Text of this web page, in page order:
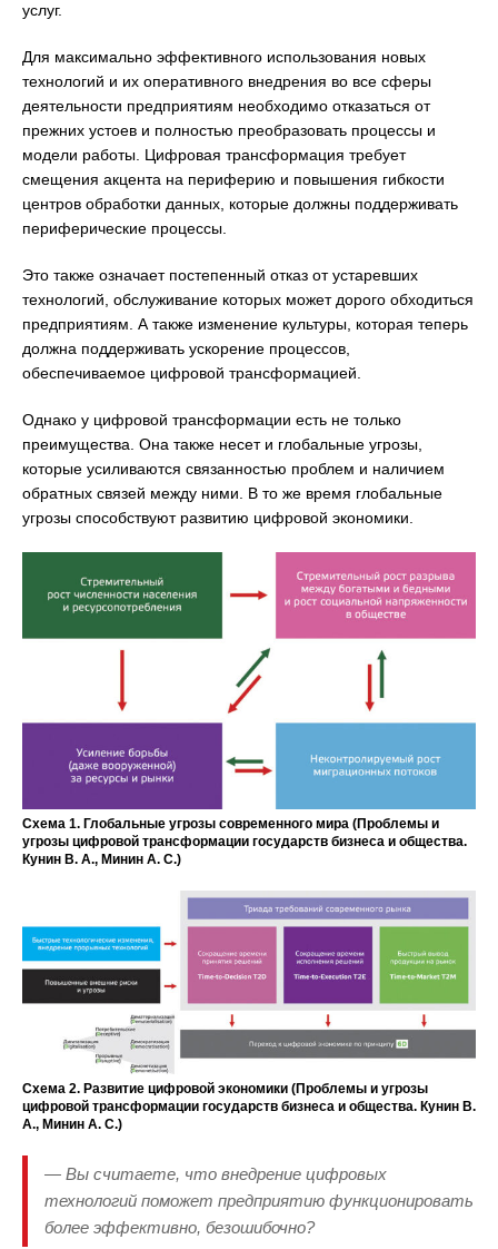
услуг.
Для максимально эффективного использования новых
технологий и их оперативного внедрения во все сферы
деятельности предприятиям необходимо отказаться от
прежних устоев и полностью преобразовать процессы и
модели работы. Цифровая трансформация требует
смещения акцента на периферию и повышения гибкости
центров обработки данных, которые должны поддерживать
периферические процессы.
Это также означает постепенный отказ от устаревших
технологий, обслуживание которых может дорого обходиться
предприятиям. А также изменение культуры, которая теперь
должна поддерживать ускорение процессов,
обеспечиваемое цифровой трансформацией.
Однако у цифровой трансформации есть не только
преимущества. Она также несет и глобальные угрозы,
которые усиливаются связанностью проблем и наличием
обратных связей между ними. В то же время глобальные
угрозы способствуют развитию цифровой экономики.
Схема 1. Глобальные угрозы современного мира (Проблемы и
угрозы цифровой трансформации государств бизнеса и общества.
Кунин В. А., Минин А. С.)
Схема 2. Развитие цифровой экономики (Проблемы и угрозы
цифровой трансформации государств бизнеса и общества. Кунин В.
А., Минин А. С.)
— Вы считаете, что внедрение цифровых
технологий поможет предприятию функционировать
более эффективно, безошибочно?